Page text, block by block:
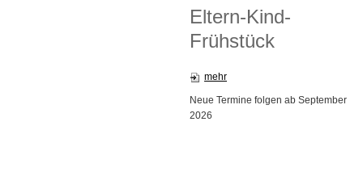
Eltern-Kind-
Frühstück
mehr
Neue Termine folgen ab September
2026